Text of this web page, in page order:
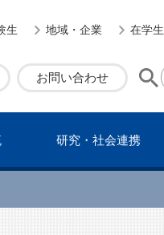
生 地域・企業 在学生
お問い合わせ
研究・社会連携